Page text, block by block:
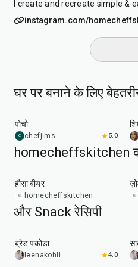
I create and recreate simple &
instagram.com/
घर पर बनाने के लिए
पोचो
C chefjims 5.0
homecheffskitchen
हौसा बीयर
homecheffskitchen
और Snack रेसिपी
ब्रेड पकोड़ा
leenakohli 4.0